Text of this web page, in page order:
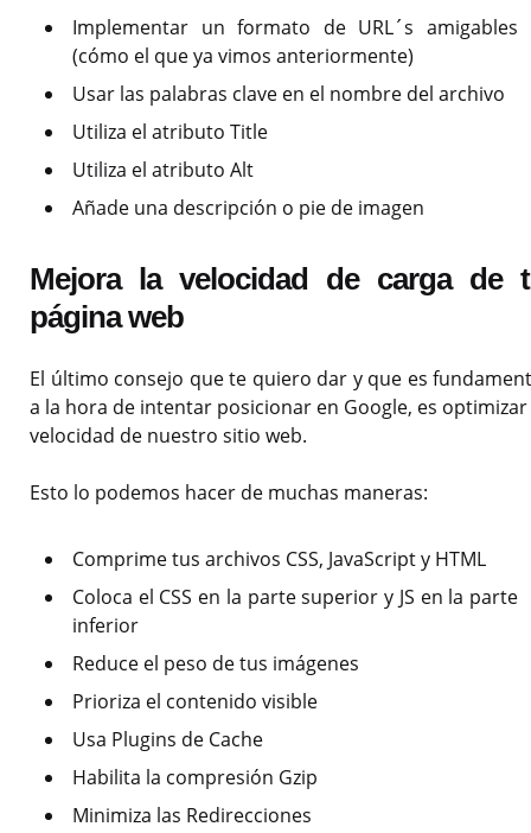
Implementar un formato de URL´s amigables
(cómo el que ya vimos anteriormente)
Usar las palabras clave en el nombre del archivo
Utiliza el atributo Title
Utiliza el atributo Alt
Añade una descripción o pie de imagen
Mejora la velocidad de carga de
página web
El último consejo que te quiero dar y que es
a la hora de intentar posicionar en Google, es optimizar
velocidad de nuestro sitio web.
Esto lo podemos hacer de muchas maneras:
Comprime tus archivos CSS, JavaScript y HTML
Coloca el CSS en la parte superior y JS en la parte
inferior
Reduce el peso de tus imágenes
Prioriza el contenido visible
Usa Plugins de Cache
Habilita la compresión Gzip
Minimiza las Redirecciones